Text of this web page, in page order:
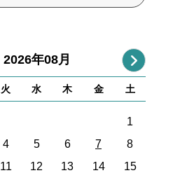
2026年08月
火 水 木 金 土
1
4 5 6 7
8
11 12 13 14
15